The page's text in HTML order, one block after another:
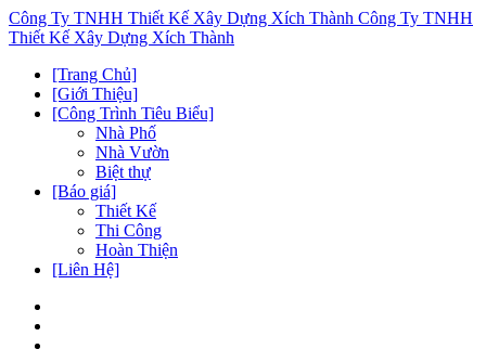
Công Ty TNHH Thiết Kế Xây Dựng Xích Thành Công Ty TNHH
Thiết Kế Xây Dựng Xích Thành
[Trang Chủ]
[Giới Thiệu]
[Công Trình Tiêu Biểu]
Nhà Phố
Nhà Vườn
Biệt thự
[Báo giá]
Thiết Kế
Thi Công
Hoàn Thiện
[Liên Hệ]